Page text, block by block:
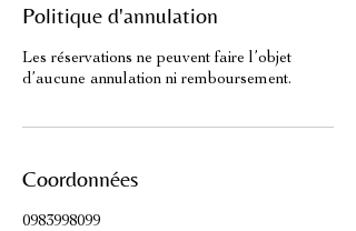
Politique d'annulation
Les réservations ne peuvent faire l’objet
d’aucune annulation ni remboursement.
Coordonnées
0983998099